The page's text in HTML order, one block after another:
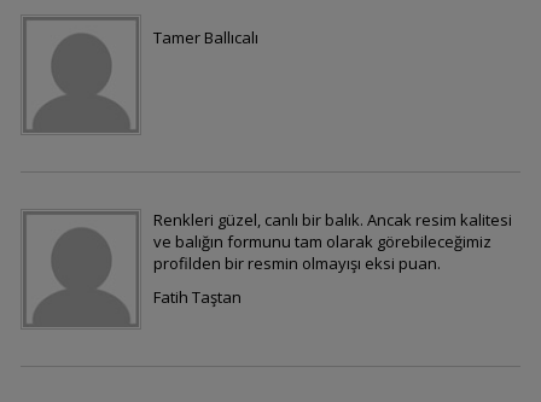
Tamer Ballıcalı
Renkleri güzel, canlı bir balık. Ancak resim kalitesi
ve balığın formunu tam olarak görebileceğimiz
profilden bir resmin olmayışı eksi puan.
Fatih Taştan